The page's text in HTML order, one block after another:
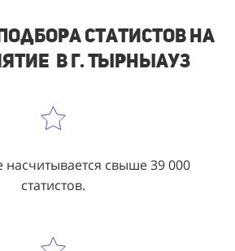
статистов на
в г. Тырныауз
насчитывается свыше 39 000
статистов.